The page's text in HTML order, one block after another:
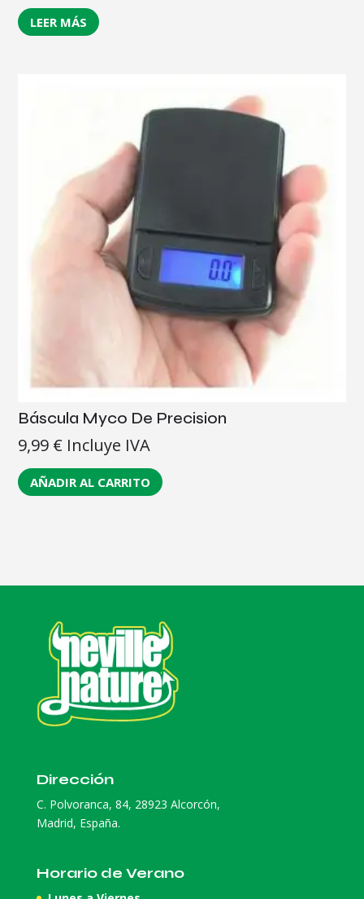
LEER MÁS
Báscula Myco De Precision
9,99 € Incluye IVA
AÑADIR AL CARRITO
Dirección
C. Polvoranca, 84, 28923 Alcorcón,
Madrid, España.
Horario de Verano